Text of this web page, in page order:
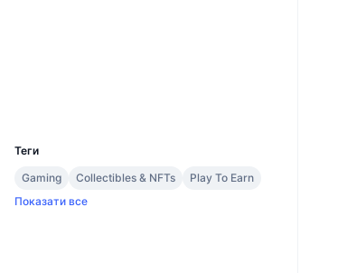
Теги
Gaming
Collectibles & NFTs
Play To Earn
Показати все